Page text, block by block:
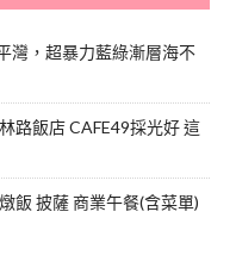
灣，超暴力藍綠漸層海不
路飯店 CAFE49採光好 這
飯 披薩 商業午餐(含菜單)